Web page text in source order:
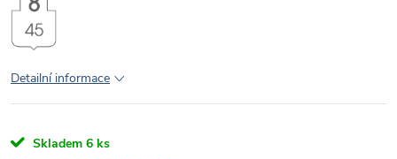
Detailní informace
Skladem 6 ks